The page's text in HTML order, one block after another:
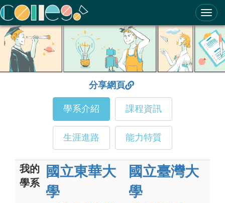
ColleGo! 大學選才與高中育才輔助系統
分享網頁
學系介紹 課程資訊
生涯進路 能力特質
我的
學系
國立東華大
學
國立臺灣大
學